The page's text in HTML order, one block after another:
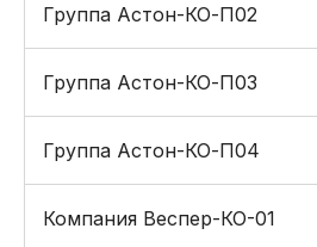
Группа Астон-КО-П02
Группа Астон-КО-П03
Группа Астон-КО-П04
Компания Веспер-КО-01